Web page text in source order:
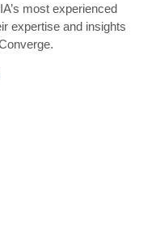
most experienced
expertise and insights